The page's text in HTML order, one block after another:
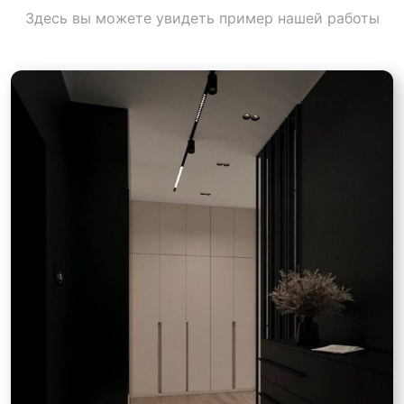
Здесь вы можете увидеть пример нашей работы